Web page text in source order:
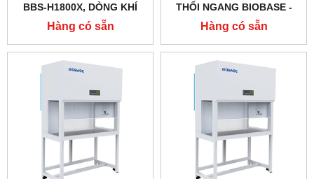
BBS-H1800X, DÒNG KHÍ
THỔI NGANG
Hàng có sẵn
THỔI NGANG BIOBASE -
TRUNG QUỐC
Hàng có sẵn